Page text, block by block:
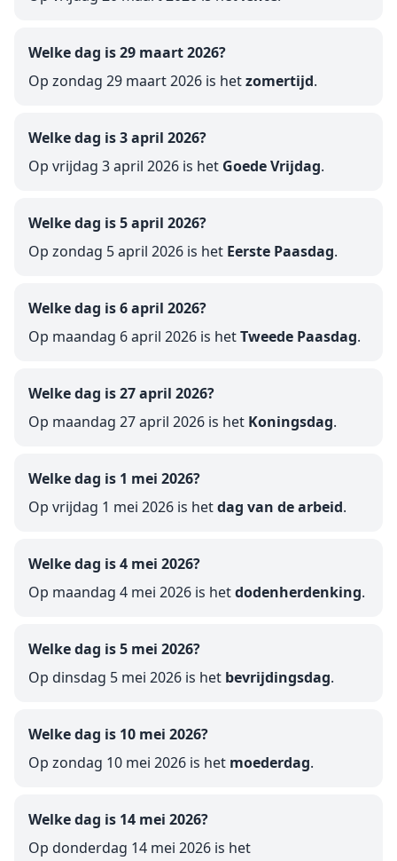
Welke dag is 29 maart 2026?
Op zondag 29 maart 2026 is hetzomertijd.
Welke dag is 3 april 2026?
Op vrijdag 3 april 2026 is het Goede Vrijdag.
Welke dag is 5 april 2026?
Op zondag 5 april 2026 is het Eerste Paasdag.
Welke dag is 6 april 2026?
Op maandag 6 april 2026 is hetTweede Paasdag.
Welke dag is 27 april 2026?
Op maandag 27 april 2026 is het Koningsdag.
Welke dag is 1 mei 2026?
Op vrijdag 1 mei 2026 is hetdag van de arbeid.
Welke dag is 4 mei 2026?
Op maandag 4 mei 2026 is hetdodenherdenking.
Welke dag is 5 mei 2026?
Op dinsdag 5 mei 2026 is het bevrijdingsdag.
Welke dag is 10 mei 2026?
Op zondag 10 mei 2026 is het moederdag.
Welke dag is 14 mei 2026?
Op donderdag 14 mei 2026 is het